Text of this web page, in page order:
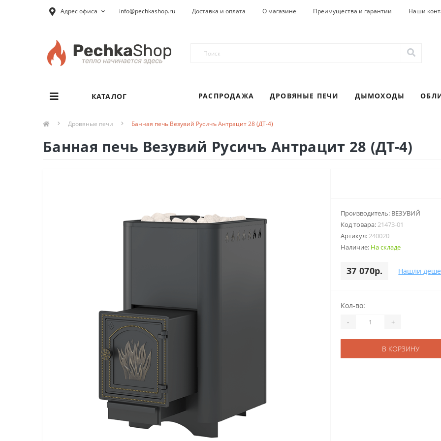
Адрес офиса info@pechkashop.ru Доставка и оплата О магазине Преимущества и гарантии Наши
КАТАЛОГ РАСПРОДАЖА ДРОВЯНЫЕ ПЕЧИ ДЫМОХОДЫ
Дровяные печи Банная печь Везувий Русичъ Антрацит 28 (ДТ-4)
Банная печь Везувий Русичъ Антрацит 28 (ДТ-4)
Производитель: ВЕЗУВИЙ
Код товара:21473-01
Артикул:240020
Наличие: На складе
37 070р. Нашли
Кол-во:
- +
В КОРЗИНУ